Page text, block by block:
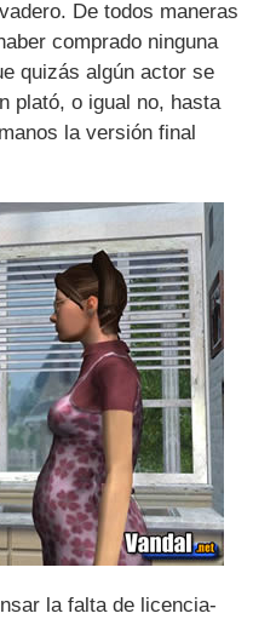
De todos maneras
comprado ninguna
quizás algún actor se
plató, o igual no, hasta
la versión final
la falta de licencia-